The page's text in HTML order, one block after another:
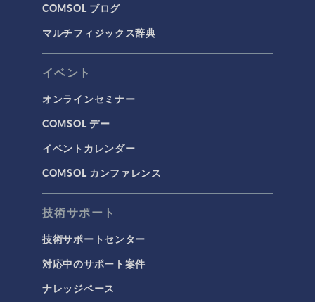
COMSOL ブログ
マルチフィジックス辞典
イベント
オンラインセミナー
COMSOL デー
イベントカレンダー
COMSOL カンファレンス
技術サポート
技術サポートセンター
対応中のサポート案件
ナレッジベース